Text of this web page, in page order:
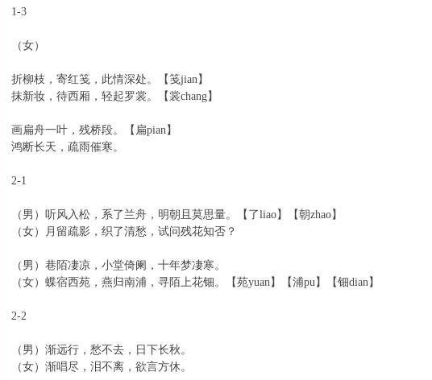
1-3
（女）
折柳枝，寄红笺，此情深处。【笺jian】
抹新妆，待西厢，轻起罗裳。【裳chang】
画扁舟一叶，残桥段。【扁pian】
鸿断长天，疏雨催寒。
2-1
（男）听风入松，系了兰舟，明朝且莫思量。【了liao】【朝zhao】
（女）月留疏影，织了清愁，试问残花知否？
（男）巷陌凄凉，小堂倚阑，十年梦凄寒。
（女）蝶宿西苑，燕归南浦，寻陌上花钿。【苑yuan】【浦pu】【钿dian】
2-2
（男）渐远行，愁不去，日下长秋。
（女）渐唱尽，泪不离，欲言方休。